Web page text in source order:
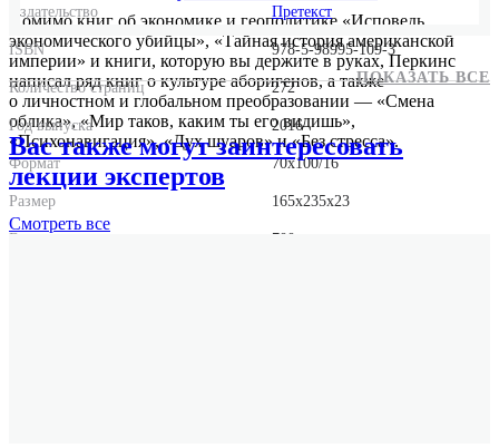
Помимо книг об экономике и геополитике «Исповедь
экономического убийцы», «Тайная история американской
империи» и книги, которую вы держите в руках, Перкинс
написал ряд книг о культуре аборигенов, а также
о личностном и глобальном преобразовании — «Смена
облика», «Мир таков, каким ты его видишь»,
«Психонавигация», «Дух шуаров» и «Без стресса».
Издательство Претекст
ISBN 978-5-98995-109-3
Количество страниц 272
Год выпуска 2016
Формат 70x100/16
Размер 165x235x23
Вес 700 г.
ПОКАЗАТЬ ВСЕ
Вас также могут заинтересовать
лекции экспертов
Смотреть все